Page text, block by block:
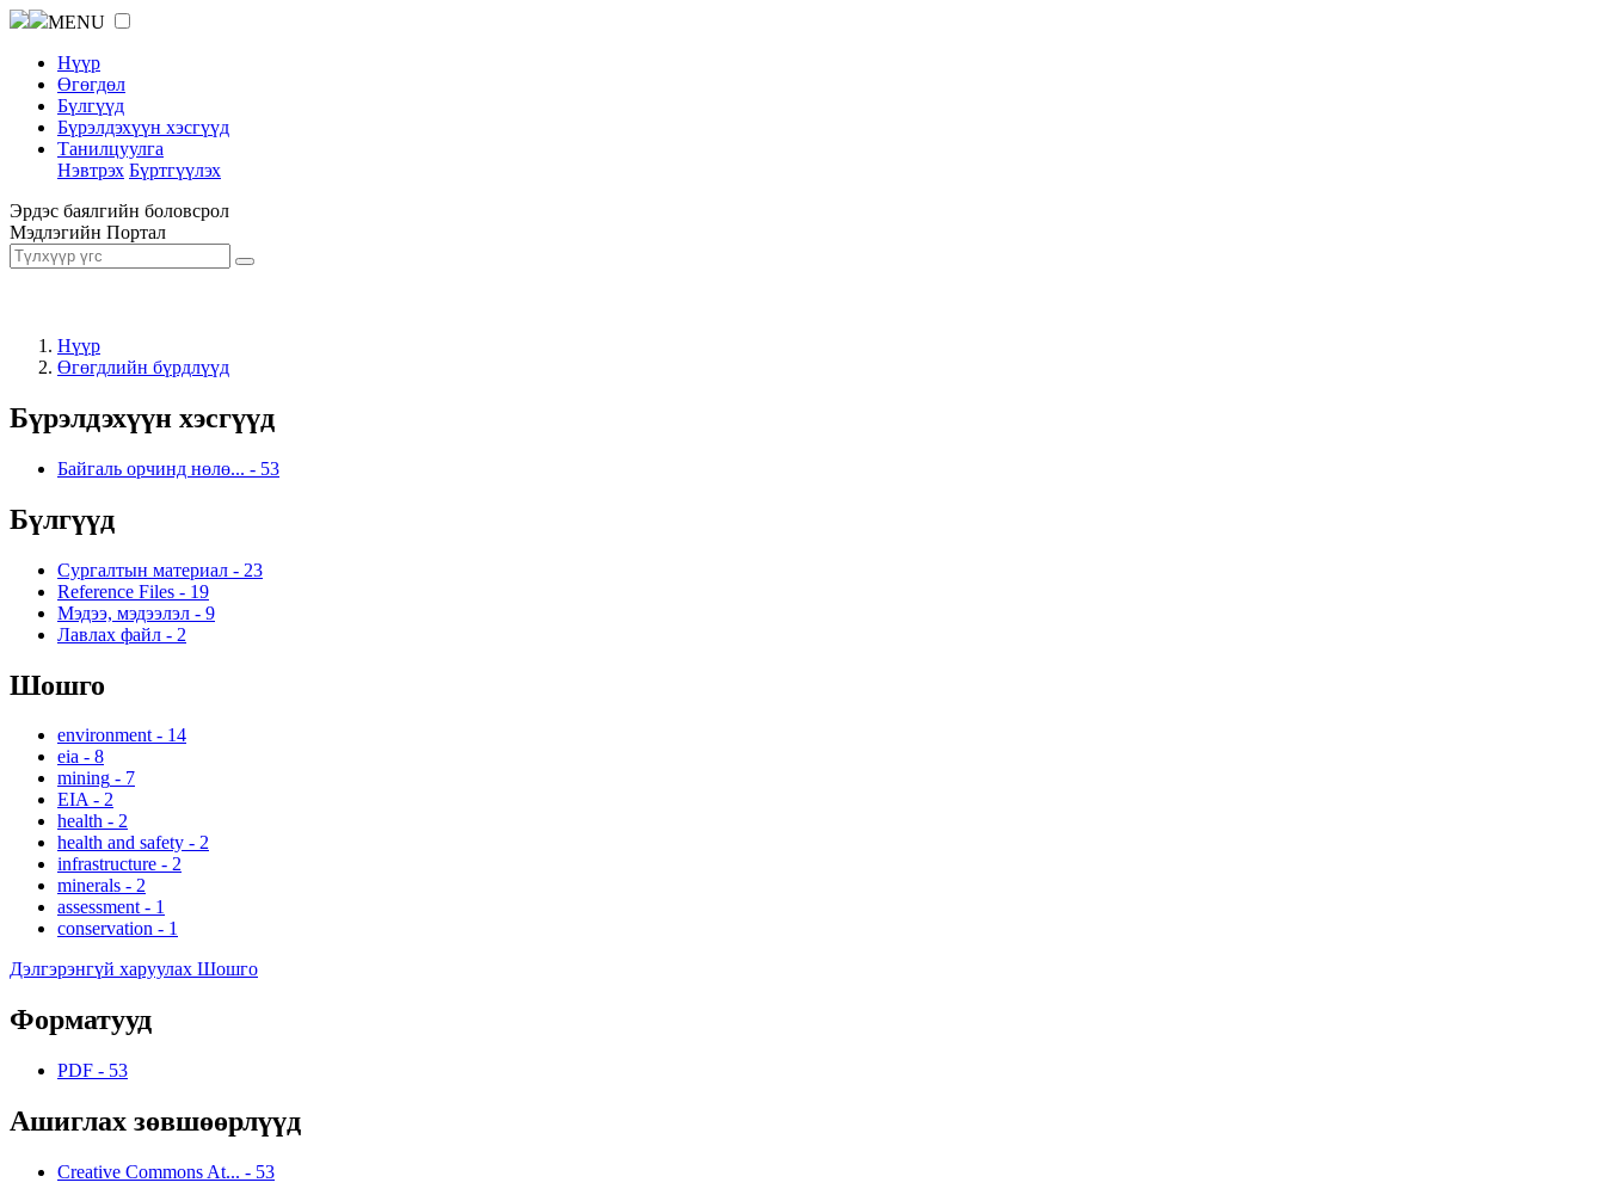
MENU
Нүүр
Өгөгдөл
Бүлгүүд
Бүрэлдэхүүн хэсгүүд
Танилцуулга
Нэвтрэх Бүртгүүлэх
Эрдэс баялгийн боловсрол
Мэдлэгийн Портал
Нүүр
Өгөгдлийн бүрдлүүд
Бүрэлдэхүүн хэсгүүд
Байгаль орчинд нөлө... - 53
Бүлгүүд
Сургалтын материал - 23
Reference Files - 19
Мэдээ, мэдээлэл - 9
Лавлах файл - 2
Шошго
environment - 14
eia - 8
mining - 7
EIA - 2
health - 2
health and safety - 2
infrastructure - 2
minerals - 2
assessment - 1
conservation - 1
Дэлгэрэнгүй харуулах Шошго
Форматууд
PDF - 53
Ашиглах зөвшөөрлүүд
Creative Commons At... - 53